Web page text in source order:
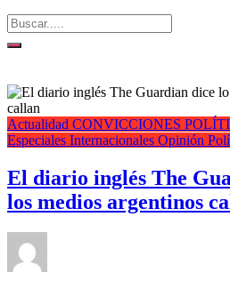
Actualidad CONVICCIONES
Especiales Internacionales Opinión
El diario inglés The
los medios argentinos